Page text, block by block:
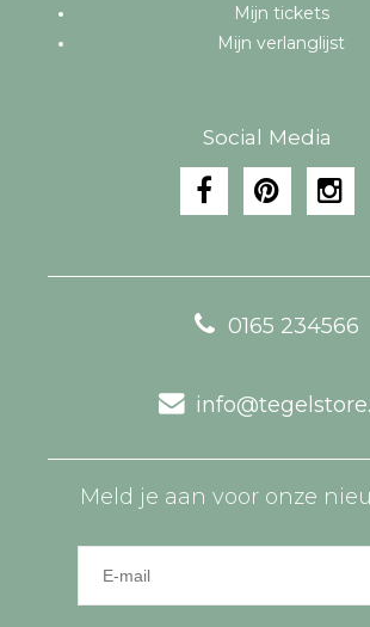
Mijn tickets
Mijn verlanglijst
Social Media
0165 234566
Meld je aan voor onze